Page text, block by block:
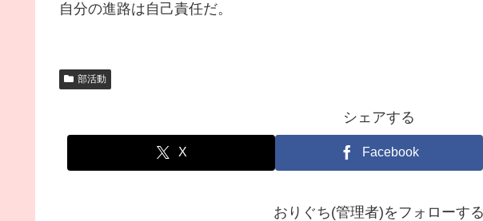
自分の進路は自己責任だ。
部活動
シェアする
X Facebook
おりぐち(管理者)をフォローする